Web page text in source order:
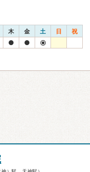
木 金 土 日 祝